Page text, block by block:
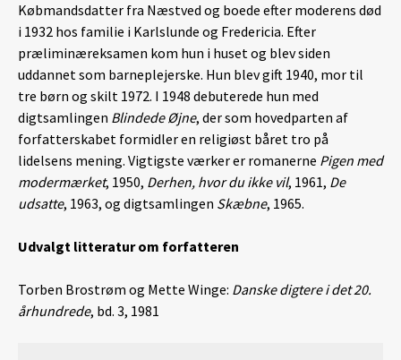
Købmandsdatter fra Næstved og boede efter moderens død
i 1932 hos familie i Karlslunde og Fredericia. Efter
præliminæreksamen kom hun i huset og blev siden
uddannet som barneplejerske. Hun blev gift 1940, mor til
tre børn og skilt 1972. I 1948 debuterede hun med
digtsamlingen Blindede Øjne, der som hovedparten af
forfatterskabet formidler en religiøst båret tro på
lidelsens mening. Vigtigste værker er romanerne Pigen med
modermærket, 1950, Derhen, hvor du ikke vil, 1961, De
udsatte, 1963, og digtsamlingen Skæbne, 1965.
Udvalgt litteratur om forfatteren
Torben Brostrøm og Mette Winge: Danske digtere i det 20.
århundrede, bd. 3, 1981